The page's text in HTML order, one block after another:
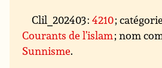
Clil_202403 :4210;
Courants de l’islam; nom
Sunnisme.